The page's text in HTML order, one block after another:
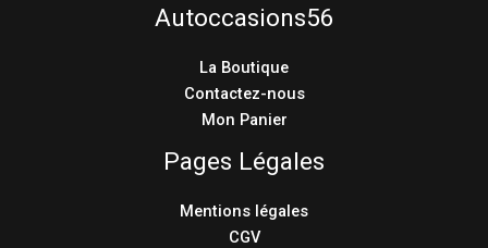
Autoccasions56
La Boutique
Contactez-nous
Mon Panier
Pages Légales
Mentions légales
CGV